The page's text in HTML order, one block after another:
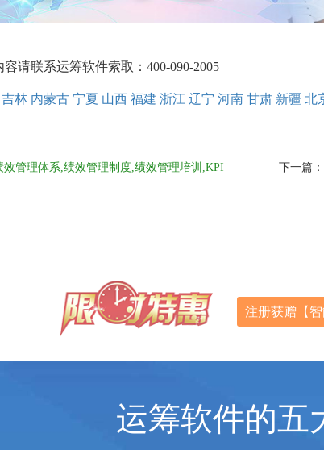
请联系运筹软件索取：400-090-2005
吉林 内蒙古 宁夏 山西 福建 浙江 辽宁 河南 甘肃 新疆 北
管理体系,绩效管理制度,绩效管理培训,KPI 下一篇：
注册获赠【智
运筹软件的五